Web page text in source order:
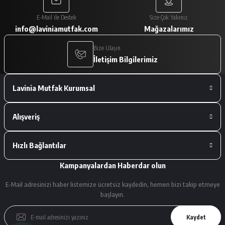
Paketleme çok iyiydi. Ürünler tam
istediğimiz gibiydi.
A... V... | 29/01/2026
Deneyimini Paylaş
E-Mail ile Destek
info@laviniamutfak.com
Size Çok Yakınız
Mağazalarımız
Bize Ulaşın
İletişim Bilgilerimiz
Lavinia Mutfak Kurumsal
Alışveriş
Hızlı Bağlantılar
Kampanyalardan Haberdar olun
E-Mail adresinizi haber listemize ücretsiz kaydedin, hemen bizi takip etmeye
başlayın.
Kaydet